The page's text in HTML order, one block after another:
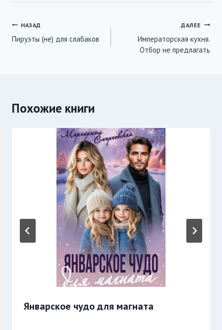
Навигация
по
НАЗАД
Пируэты (не) для слабаков
ДАЛЕЕ
Императорская кухня.
Отбор не предлагать
Похожие книги
Январское чудо для магната